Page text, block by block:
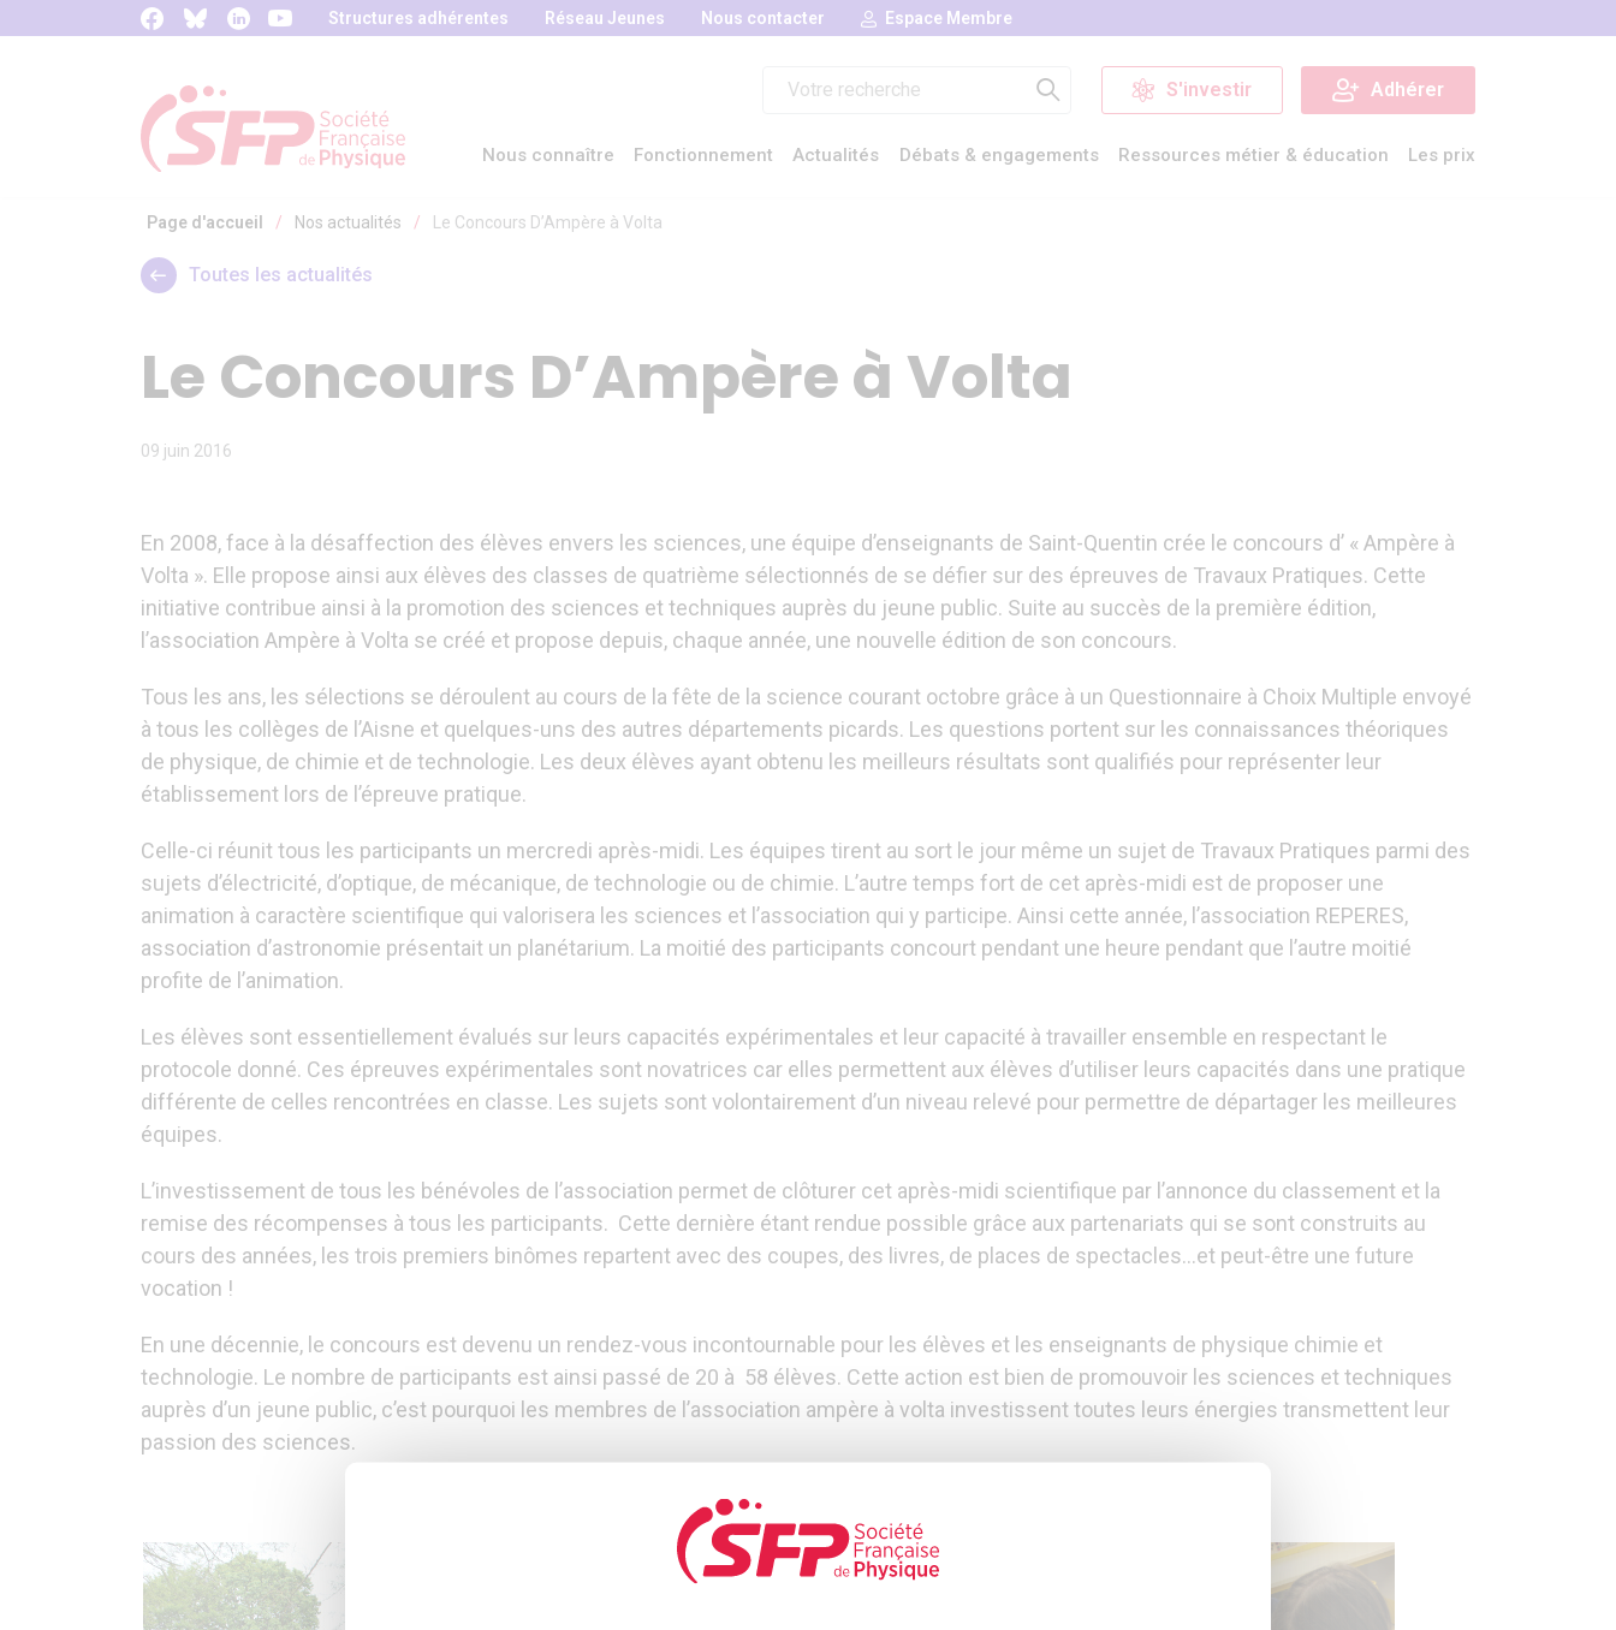
Panneau de gestion des cookies Structures adhérentes Réseau Jeunes Nous contacter Espace Membre
S'investir Adhérer
Nous connaître Fonctionnement Actualités Débats & engagements Ressources métier & éducation Les prix
Page d'accueil / Nos actualités / Le Concours D’Ampère à Volta
Toutes les actualités
Le Concours D’Ampère à Volta
09 juin 2016
En 2008, face à la désaffection des élèves envers les sciences, une équipe d’enseignants de Saint-Quentin crée le concours d’ « Ampère à
Volta ». Elle propose ainsi aux élèves des classes de quatrième sélectionnés de se défier sur des épreuves de Travaux Pratiques. Cette
initiative contribue ainsi à la promotion des sciences et techniques auprès du jeune public. Suite au succès de la première édition,
l’association Ampère à Volta se créé et propose depuis, chaque année, une nouvelle édition de son concours.
Tous les ans, les sélections se déroulent au cours de la fête de la science courant octobre grâce à un Questionnaire à Choix Multiple envoyé
à tous les collèges de l’Aisne et quelques-uns des autres départements picards. Les questions portent sur les connaissances théoriques
de physique, de chimie et de technologie. Les deux élèves ayant obtenu les meilleurs résultats sont qualifiés pour représenter leur
établissement lors de l’épreuve pratique.
Celle-ci réunit tous les participants un mercredi après-midi. Les équipes tirent au sort le jour même un sujet de Travaux Pratiques parmi des
sujets d’électricité, d’optique, de mécanique, de technologie ou de chimie. L’autre temps fort de cet après-midi est de proposer une
animation à caractère scientifique qui valorisera les sciences et l’association qui y participe. Ainsi cette année, l’association REPERES,
association d’astronomie présentait un planétarium. La moitié des participants concourt pendant une heure pendant que l’autre moitié
profite de l’animation.
Les élèves sont essentiellement évalués sur leurs capacités expérimentales et leur capacité à travailler ensemble en respectant le
protocole donné. Ces épreuves expérimentales sont novatrices car elles permettent aux élèves d’utiliser leurs capacités dans une pratique
différente de celles rencontrées en classe. Les sujets sont volontairement d’un niveau relevé pour permettre de départager les meilleures
équipes.
L’investissement de tous les bénévoles de l’association permet de clôturer cet après-midi scientifique par l’annonce du classement et la
remise des récompenses à tous les participants. Cette dernière étant rendue possible grâce aux partenariats qui se sont construits au
cours des années, les trois premiers binômes repartent avec des coupes, des livres, de places de spectacles…et peut-être une future
vocation !
En une décennie, le concours est devenu un rendez-vous incontournable pour les élèves et les enseignants de physique chimie et
technologie. Le nombre de participants est ainsi passé de 20 à 58 élèves. Cette action est bien de promouvoir les sciences et techniques
auprès d’un jeune public, c’est pourquoi les membres de l’association ampère à volta investissent toutes leurs énergies transmettent leur
passion des sciences.